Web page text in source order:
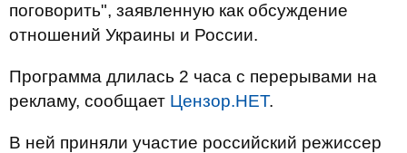
поговорить", заявленную как обсуждение
отношений Украины и России.
Программа длилась 2 часа с перерывами на
рекламу, сообщает Цензор.НЕТ.
В ней приняли участие российский режиссер